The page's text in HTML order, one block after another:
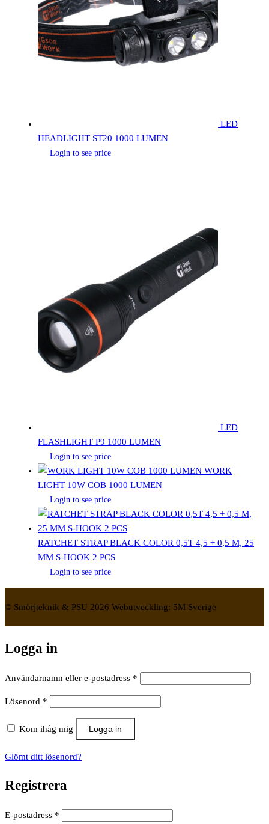
LED
HEADLIGHT ST20 1000 LUMEN
Login to see price
LED
FLASHLIGHT P9 1000 LUMEN
Login to see price
WORK
LIGHT 10W COB 1000 LUMEN
Login to see price
RATCHET STRAP BLACK COLOR 0,5T 4,5 + 0,5 M, 25
MM S-HOOK 2 PCS
Login to see price
© Smörjteknik & PSU 2026 Webutveckling: 5M Sverige
Logga in
Användarnamn eller e-postadress *
Lösenord *
Kom ihåg mig Logga in
Glömt ditt lösenord?
Registrera
E-postadress *